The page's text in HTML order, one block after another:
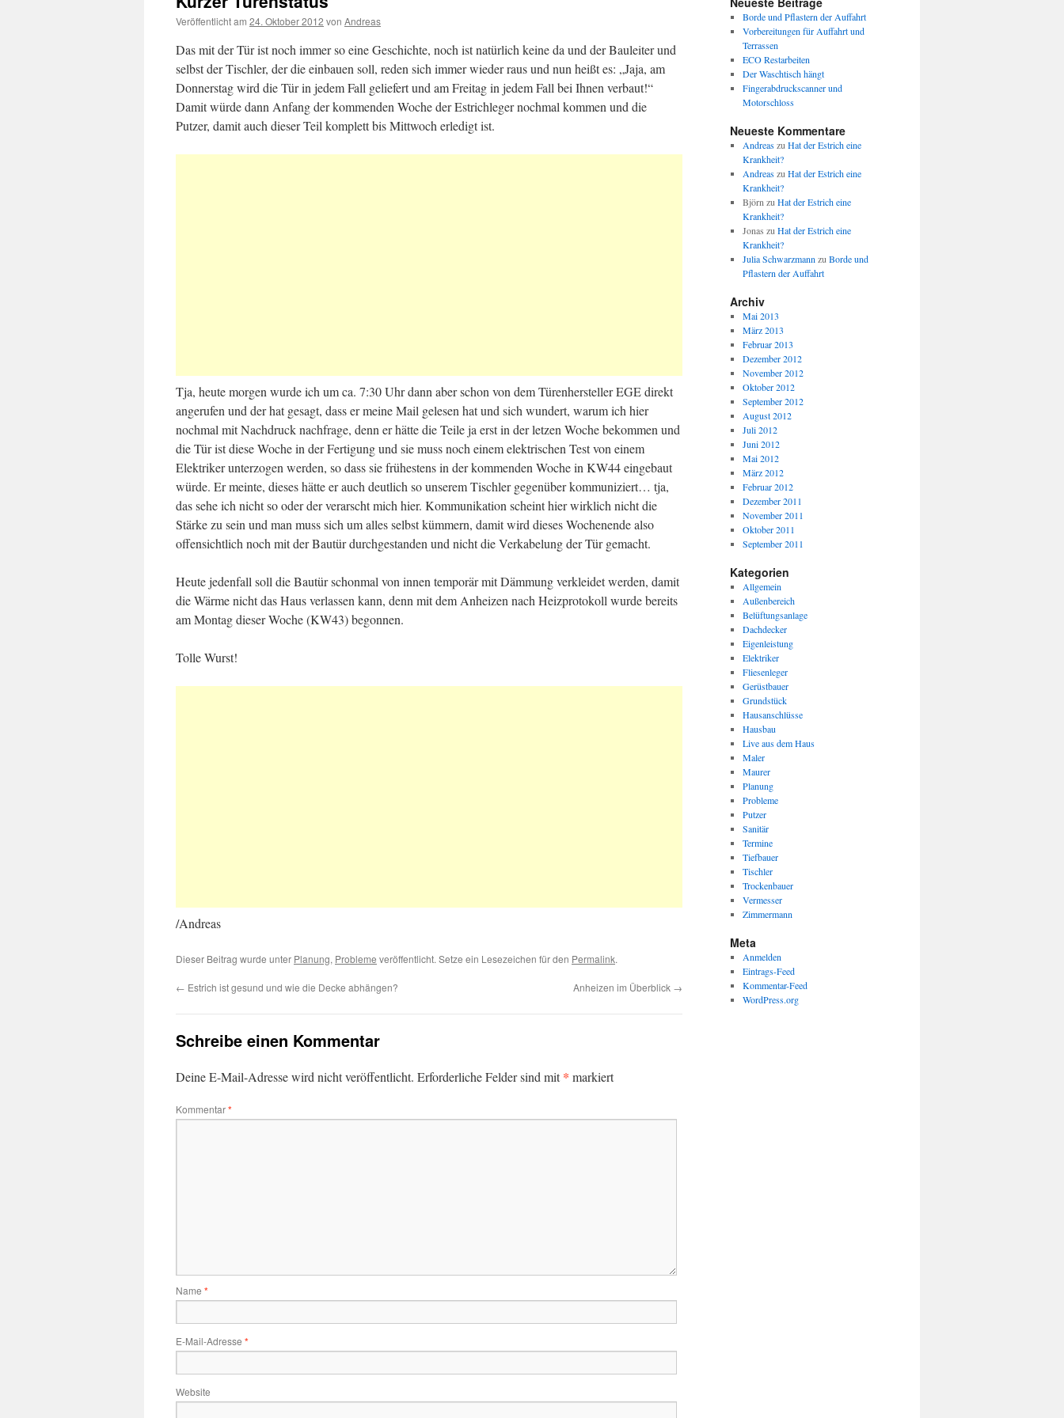
Veröffentlicht am 24. Oktober 2012 von Andreas
Das mit der Tür ist noch immer so eine Geschichte, noch ist natürlich keine da und der Bauleiter und
selbst der Tischler, der die einbauen soll, reden sich immer wieder raus und nun heißt es: „Jaja, am
Donnerstag wird die Tür in jedem Fall geliefert und am Freitag in jedem Fall bei Ihnen verbaut!“
Damit würde dann Anfang der kommenden Woche der Estrichleger nochmal kommen und die
Putzer, damit auch dieser Teil komplett bis Mittwoch erledigt ist.
Tja, heute morgen wurde ich um ca. 7:30 Uhr dann aber schon von dem Türenhersteller EGE direkt
angerufen und der hat gesagt, dass er meine Mail gelesen hat und sich wundert, warum ich hier
nochmal mit Nachdruck nachfrage, denn er hätte die Teile ja erst in der letzen Woche bekommen und
die Tür ist diese Woche in der Fertigung und sie muss noch einem elektrischen Test von einem
Elektriker unterzogen werden, so dass sie frühestens in der kommenden Woche in KW44 eingebaut
würde. Er meinte, dieses hätte er auch deutlich so unserem Tischler gegenüber kommuniziert… tja,
das sehe ich nicht so oder der verarscht mich hier. Kommunikation scheint hier wirklich nicht die
Stärke zu sein und man muss sich um alles selbst kümmern, damit wird dieses Wochenende also
offensichtlich noch mit der Bautür durchgestanden und nicht die Verkabelung der Tür gemacht.
Heute jedenfall soll die Bautür schonmal von innen temporär mit Dämmung verkleidet werden, damit
die Wärme nicht das Haus verlassen kann, denn mit dem Anheizen nach Heizprotokoll wurde bereits
am Montag dieser Woche (KW43) begonnen.
Tolle Wurst!
/Andreas
Dieser Beitrag wurde unter Planung, Probleme veröffentlicht. Setze ein Lesezeichen für den Permalink.
← Estrich ist gesund und wie die Decke abhängen? Anheizen im Überblick →
Schreibe einen Kommentar
Deine E-Mail-Adresse wird nicht veröffentlicht. Erforderliche Felder sind mit* markiert
Kommentar*
Name *
E-Mail-Adresse *
Website
Borde und Pflastern der Auffahrt
Vorbereitungen für Auffahrt und
Terrassen
ECO Restarbeiten
Der Waschtisch hängt
Fingerabdruckscanner und
Motorschloss
Neueste Kommentare
Andreaszu Hat der Estrich eine
Krankheit?
Andreaszu Hat der Estrich eine
Krankheit?
Björn zu Hat der Estrich eine
Krankheit?
Jonas zu Hat der Estrich eine
Krankheit?
Julia Schwarzmann zu Borde und
Pflastern der Auffahrt
Archiv
Mai 2013
März 2013
Februar 2013
Dezember 2012
November 2012
Oktober 2012
September 2012
August 2012
Juli 2012
Juni 2012
Mai 2012
März 2012
Februar 2012
Dezember 2011
November 2011
Oktober 2011
September 2011
Kategorien
Allgemein
Außenbereich
Belüftungsanlage
Dachdecker
Eigenleistung
Elektriker
Fliesenleger
Gerüstbauer
Grundstück
Hausanschlüsse
Hausbau
Live aus dem Haus
Maler
Maurer
Planung
Probleme
Putzer
Sanitär
Termine
Tiefbauer
Tischler
Trockenbauer
Vermesser
Zimmermann
Meta
Anmelden
Eintrags-Feed
Kommentar-Feed
WordPress.org